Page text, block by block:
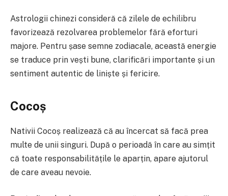
Astrologii chinezi consideră că zilele de echilibru
favorizează rezolvarea problemelor fără eforturi
majore. Pentru șase semne zodiacale, această energie
se traduce prin vești bune, clarificări importante și un
sentiment autentic de liniște și fericire.
Cocoș
Nativii Cocoș realizează că au încercat să facă prea
multe de unii singuri. După o perioadă în care au simțit
că toate responsabilitățile le aparțin, apare ajutorul
de care aveau nevoie.